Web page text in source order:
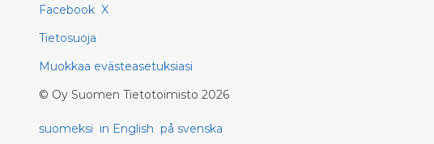
Facebook X
Tietosuoja
Muokkaa evästeasetuksiasi
© Oy Suomen Tietotoimisto 2026
suomeksi in English på svenska